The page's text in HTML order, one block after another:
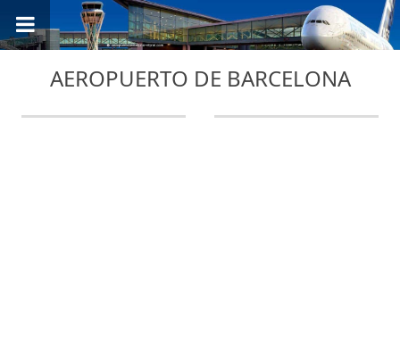
AEROPUERTO DE BARCELONA